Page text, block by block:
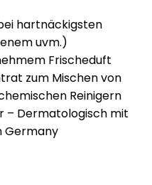
hartnäckigsten
uvm.)
Frischeduft
zum Mischen von
Reinigern
– Dermatologisch mit
Germany